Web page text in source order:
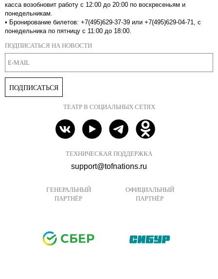
касса возобновит работу с 12:00 до 20:00 по воскресеньям и
понедельникам.
• Бронирование билетов: +7(495)629-37-39 или +7(495)629-04-71, с
понедельника по пятницу с 11:00 до 18:00.
ПОДПИСАТЬСЯ НА НОВОСТИ
ПОДПИСАТЬСЯ
ТЕАТР В СОЦИАЛЬНЫХ СЕТЯХ
ТЕХНИЧЕСКАЯ ПОДДЕРЖКА
support@tofnations.ru
ГЕНЕРАЛЬНЫЙ
ПАРТНЁР
ОФИЦИАЛЬНЫЙ
ПАРТНЁР